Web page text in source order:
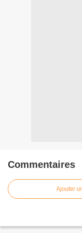
Commentaires
Ajouter